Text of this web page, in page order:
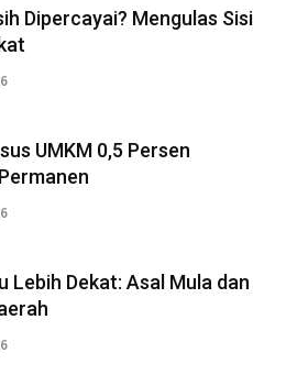
Dipercayai? Mengulas Sisi
UMKM 0,5 Persen
Lebih Dekat: Asal Mula dan